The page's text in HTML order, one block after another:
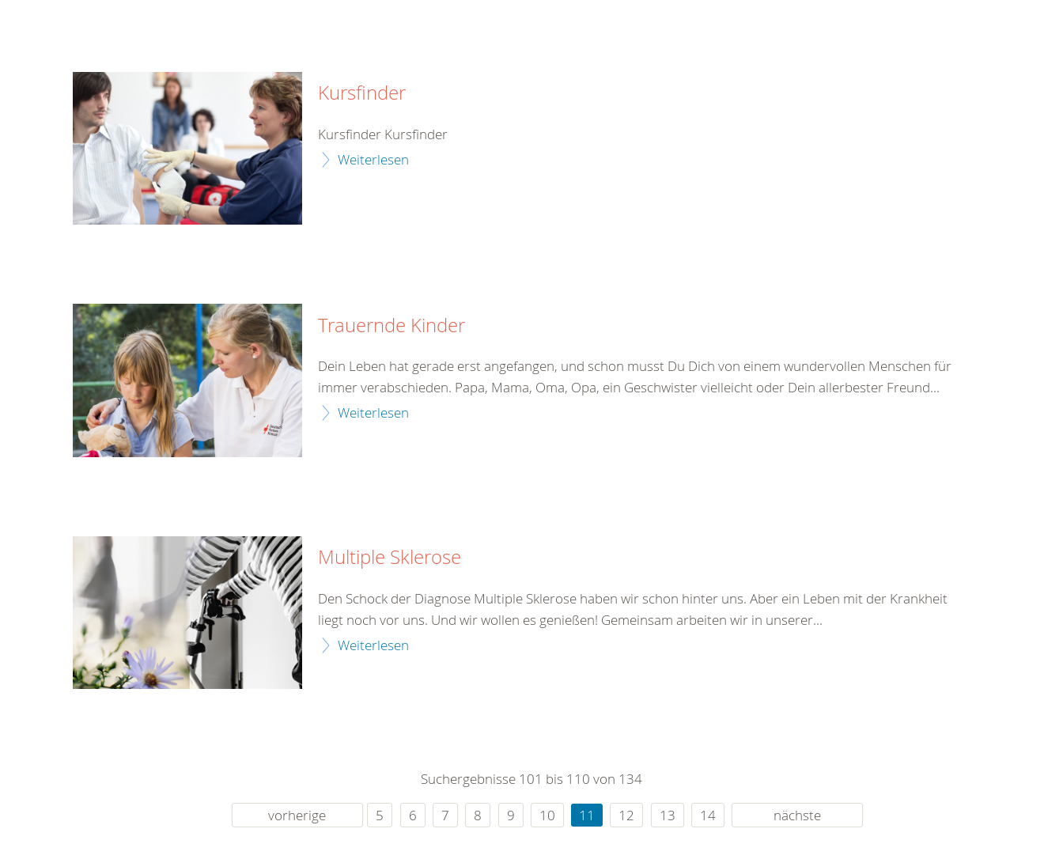
Kursfinder
Kursfinder Kursfinder
Weiterlesen
Trauernde Kinder
Dein Leben hat gerade erst angefangen, und schon musst Du Dich von einem wundervollen Menschen für
immer verabschieden. Papa, Mama, Oma, Opa, ein Geschwister vielleicht oder Dein allerbester Freund...
Weiterlesen
Multiple Sklerose
Den Schock der Diagnose Multiple Sklerose haben wir schon hinter uns. Aber ein Leben mit der Krankheit
liegt noch vor uns. Und wir wollen es genießen! Gemeinsam arbeiten wir in unserer...
Weiterlesen
Suchergebnisse 101 bis 110 von 134
vorherige
5 6 7 8 9 10 11 12 13 14 nächste